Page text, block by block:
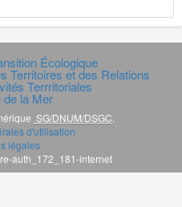
Écologique
Territoires et des Relations
Terrritoriales
de la Mer
SG/DNUM/DSGC.
d'utilisation
légales
auth_172_181-internet